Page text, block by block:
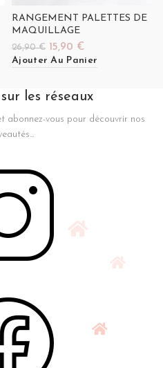
RANGEMENT PALETTES DE
MAQUILLAGE
26,90€ Le
prix
26,90 €.
15,90 €Le
prix
15,90 €.
Ajouter Au Panier
les réseaux
abonnez-vous pour découvrir nos